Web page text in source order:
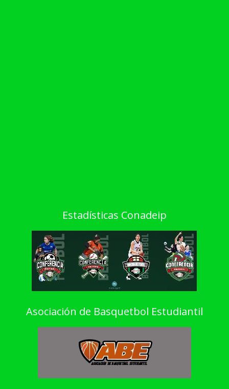
Estadísticas Conadeip
Asociación de Basquetbol Estudiantil